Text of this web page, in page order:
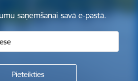
saņemšanai savā e-pastā.